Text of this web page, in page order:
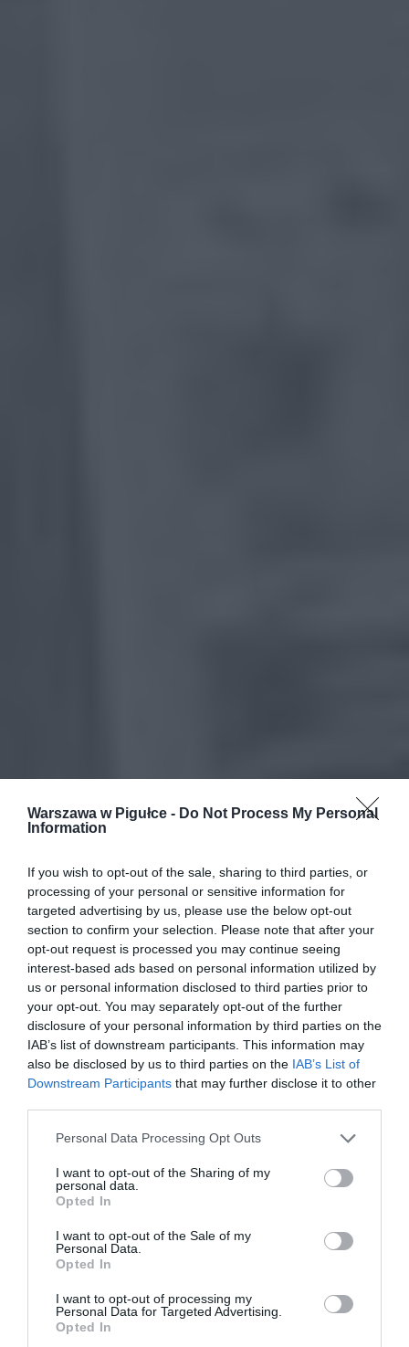
Warszawa w Pigułce - Do Not Process My Personal
Information
If you wish to opt-out of the sale, sharing to third parties, or
processing of your personal or sensitive information for
targeted advertising by us, please use the below opt-out
section to confirm your selection. Please note that after your
opt-out request is processed you may continue seeing
interest-based ads based on personal information utilized by
us or personal information disclosed to third parties prior to
your opt-out. You may separately opt-out of the further
disclosure of your personal information by third parties on the
IAB’s list of downstream participants. This information may
also be disclosed by us to third parties on the IAB’s List of
Downstream Participants that may further disclose it to other
Personal Data Processing Opt Outs
I want to opt-out of the Sharing of my
personal data.
Opted In
I want to opt-out of the Sale of my
Personal Data.
Opted In
I want to opt-out of processing my
Personal Data for Targeted Advertising.
Opted In